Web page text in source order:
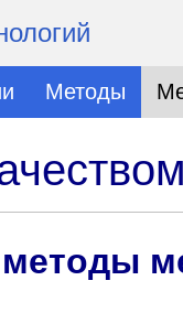
Методы